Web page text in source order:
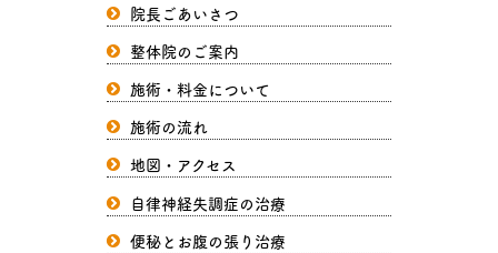
院長ごあいさつ
整体院のご案内
施術・料金について
施術の流れ
地図・アクセス
自律神経失調症の治療
便秘とお腹の張り治療